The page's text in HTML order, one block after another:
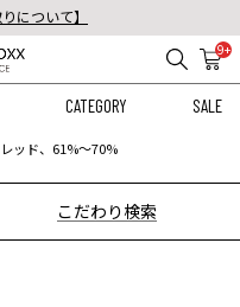
について】
で送料無料！
9+
CATEGORY SALE
レッド、61%〜70%
こだわり検索